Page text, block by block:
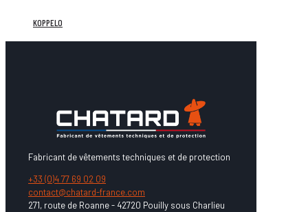
KOPPELO
Fabricant de vêtements techniques et de protection
+33 (0)4 77 69 02 09
contact@chatard-france.com
271, route de Roanne - 42720 Pouilly sous Charlieu